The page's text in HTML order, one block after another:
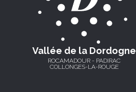
Vallée de la Dordogne
ROCAMADOUR - PADIRAC
COLLONGES-LA-ROUGE